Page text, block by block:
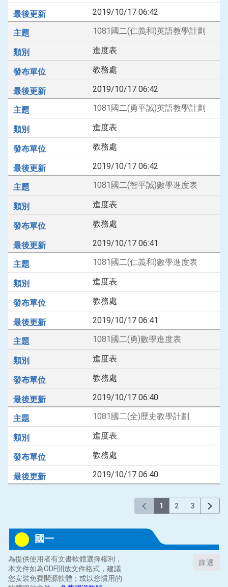
2019/10/17 06:42
1081國二(仁義和)英語教學計劃
進度表
教務處
2019/10/17 06:42
1081國二(勇平誠)英語教學計劃
進度表
教務處
2019/10/17 06:42
1081國二(智平誠)數學進度表
進度表
教務處
2019/10/17 06:41
1081國二(仁義和)數學進度表
進度表
教務處
2019/10/17 06:41
1081國二(勇)數學進度表
進度表
教務處
2019/10/17 06:40
1081國二(全)歷史教學計劃
進度表
教務處
2019/10/17 06:40
1 2 3
國一
為提供使用者有文書軟體選擇權利，
本文件如為ODF開放文件格式，建議
您安裝免費開源軟體；或以您慣用的
篩選